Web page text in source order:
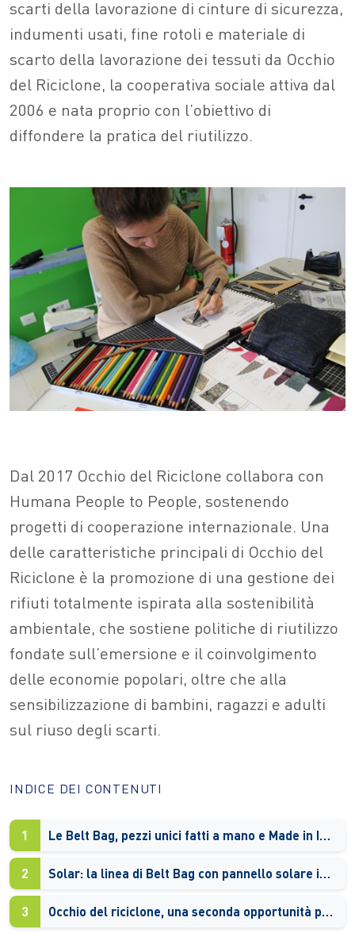
scarti della lavorazione di cinture di sicurezza,
indumenti usati, fine rotoli e materiale di
scarto della lavorazione dei tessuti da Occhio
del Riciclone, la cooperativa sociale attiva dal
2006 e nata proprio con l’obiettivo di
diffondere la pratica del riutilizzo.
Dal 2017 Occhio del Riciclone collabora con
Humana People to People, sostenendo
progetti di cooperazione internazionale. Una
delle caratteristiche principali di Occhio del
Riciclone è la promozione di una gestione dei
rifiuti totalmente ispirata alla sostenibilità
ambientale, che sostiene politiche di riutilizzo
fondate sull’emersione e il coinvolgimento
delle economie popolari, oltre che alla
sensibilizzazione di bambini, ragazzi e adulti
sul riuso degli scarti.
INDICE DEI CONTENUTI
1 Le Belt Bag, pezzi unici fatti a mano e Made in Italy
2 Solar: la linea di Belt Bag con pannello solare incorporato
3 Occhio del riciclone, una seconda opportunità per persone e cose